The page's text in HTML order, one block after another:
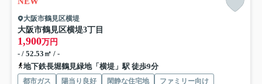
大阪市鶴見区横堤
大阪市鶴見区横堤3丁目
1,900万円
- / 52.53㎡ / -
地下鉄長堀鶴見緑地「横堤」駅 徒歩9分
都市ガス 陽当り良好 閑静な住宅地
ファミリー向け